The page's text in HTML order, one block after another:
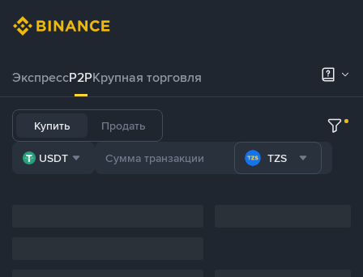
ЭкспрессP2PКрупная торговля
Купить Продать
USDT TZS